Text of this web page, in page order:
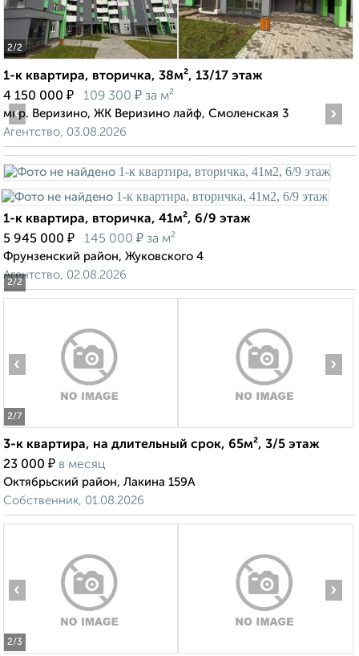
2/2
1-к квартира, вторичка, 38м², 13/17 этаж
4 150 000 ₽ 109 300 ₽ за м²
мкр. Веризино, ЖК Веризино лайф, Смоленская 3
Агентство, 03.08.2026
2/2
‹ ›
1-к квартира, вторичка, 41м², 6/9 этаж
5 945 000 ₽ 145 000 ₽ за м²
Фрунзенский район, Жуковского 4
Агентство, 02.08.2026
2/7
‹ ›
3-к квартира, на длительный срок, 65м², 3/5 этаж
23 000 ₽ в месяц
Октябрьский район, Лакина 159А
Собственник, 01.08.2026
2/3
‹ ›